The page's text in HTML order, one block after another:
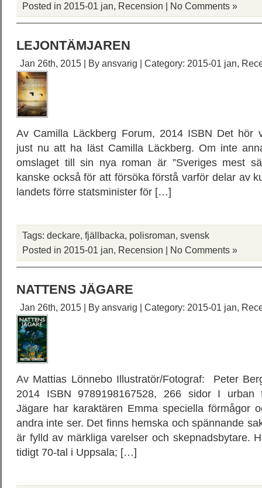
Posted in 2015-01 jan, Recension | No Comments »
LEJONTÄMJAREN
Jan 26th, 2015 | By ansvarig | Category: 2015-01 jan,
Av Camilla Läckberg Forum, 2014 ISBN Det hör
just nu att ha läst Camilla Läckberg. Om inte
omslaget till sin nya roman är ”Sveriges mest
kanske också för att försöka förstå varför delar av
landets förre statsminister för […]
Tags: deckare, fjällbacka, polisroman, svensk
Posted in 2015-01 jan, Recension | No Comments »
NATTENS JÄGARE
Jan 26th, 2015 | By ansvarig | Category: 2015-01 jan,
Av Mattias Lönnebo Illustratör/Fotograf: Peter
2014 ISBN 9789198167528, 266 sidor I urban
Jägare har karaktären Emma speciella förmågor
andra inte ser. Det finns hemska och spännande
är fylld av märkliga varelser och skepnadsbytare.
tidigt 70-tal i Uppsala; […]